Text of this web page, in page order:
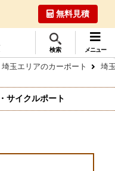
無料見積
検索 メニュー
埼玉エリアのカーポート 埼
サイクルポート